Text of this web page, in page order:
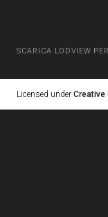
SCARICA LODVIEW
Licensed under Creative